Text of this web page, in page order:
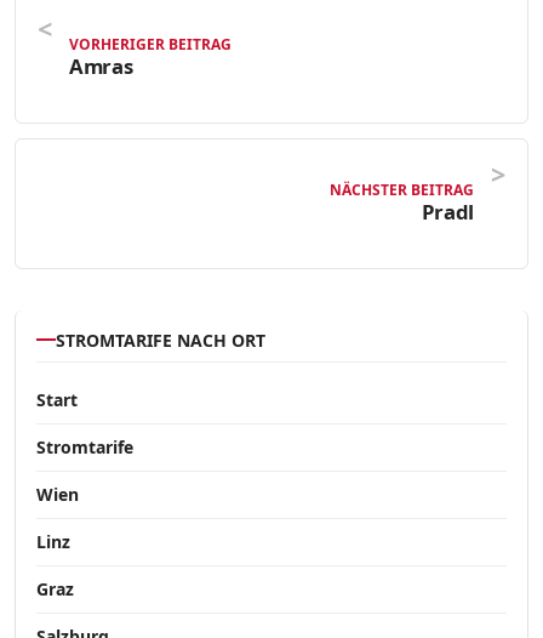
VORHERIGER BEITRAG
Amras
NÄCHSTER BEITRAG
Pradl
STROMTARIFE NACH ORT
Start
Stromtarife
Wien
Linz
Graz